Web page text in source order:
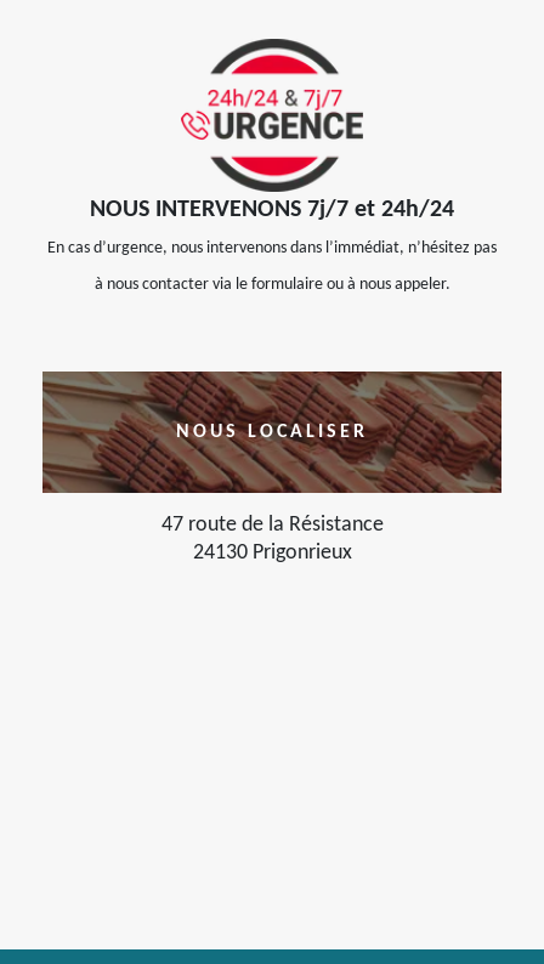
NOUS INTERVENONS 7j/7 et 24h/24
En cas d’urgence, nous intervenons dans l’immédiat, n’hésitez pas
à nous contacter via le formulaire ou à nous appeler.
NOUS LOCALISER
47 route de la Résistance
24130 Prigonrieux